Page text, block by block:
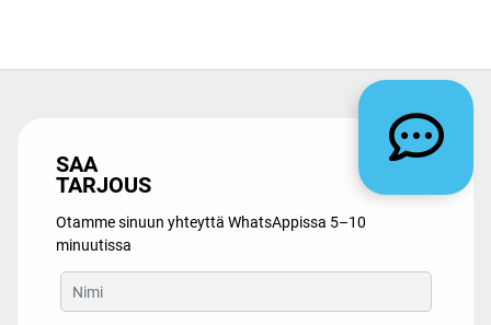
SAA
TARJOUS
Otamme sinuun yhteyttä WhatsAppissa 5–10
minuutissa